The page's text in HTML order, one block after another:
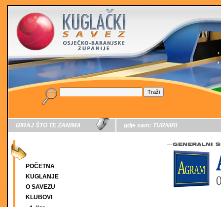
BIRAJ ŠTO TE ZANIMA
POČETNA
KUGLANJE
O SAVEZU
KLUBOVI
gdje sam: TURNIRI